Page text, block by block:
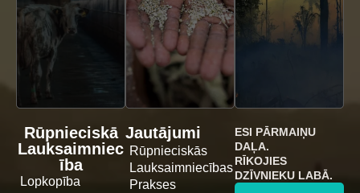
Rūpnieciskā
Lauksaimniec
ība
Lopkopība
Jautājumi
Rūpnieciskās
Lauksaimniecības
Prakses
ESI PĀRMAIŅU
DAĻA.
RĪKOJIES
DZĪVNIEKU LABĀ.